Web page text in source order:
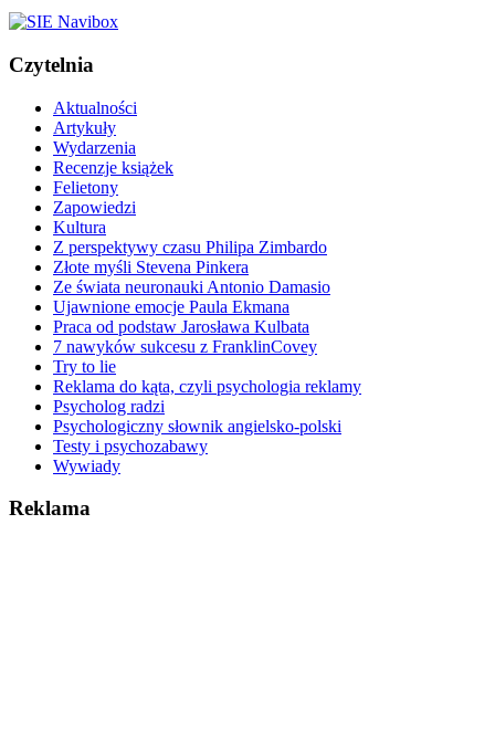
Czytelnia
Aktualności
Artykuły
Wydarzenia
Recenzje książek
Felietony
Zapowiedzi
Kultura
Z perspektywy czasu Philipa Zimbardo
Złote myśli Stevena Pinkera
Ze świata neuronauki Antonio Damasio
Ujawnione emocje Paula Ekmana
Praca od podstaw Jarosława Kulbata
7 nawyków sukcesu z FranklinCovey
Try to lie
Reklama do kąta, czyli psychologia reklamy
Psycholog radzi
Psychologiczny słownik angielsko-polski
Testy i psychozabawy
Wywiady
Reklama